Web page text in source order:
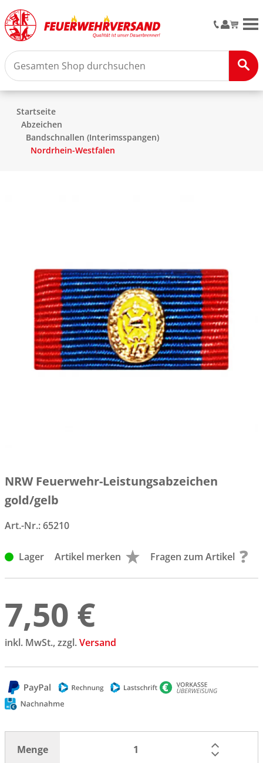
Startseite
Abzeichen
Bandschnallen (Interimsspangen)
Nordrhein-Westfalen
NRW Feuerwehr-Leistungsabzeichen
gold/gelb
Art.-Nr.:65210
Lager Artikel merken Fragen zum Artikel
7,50 €
inkl. MwSt., zzgl.Versand
Menge